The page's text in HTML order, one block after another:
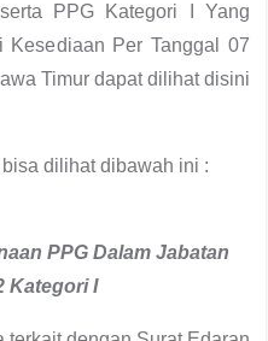
PPG Kategori I Yang
Kesediaan Per Tanggal 07
Timur dapat dilihat disini
dilihat dibawah ini :
PPG Dalam Jabatan
Kategori I